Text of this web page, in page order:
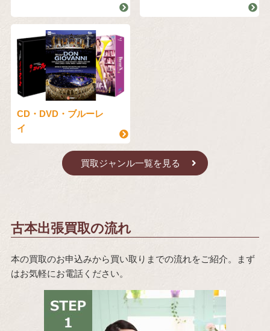
CD・DVD・ブルーレ
イ
買取ジャンル一覧を見る
古本出張買取の流れ
本の買取のお申込みから買い取りまでの流れをご紹介。まず
はお気軽にお電話ください。